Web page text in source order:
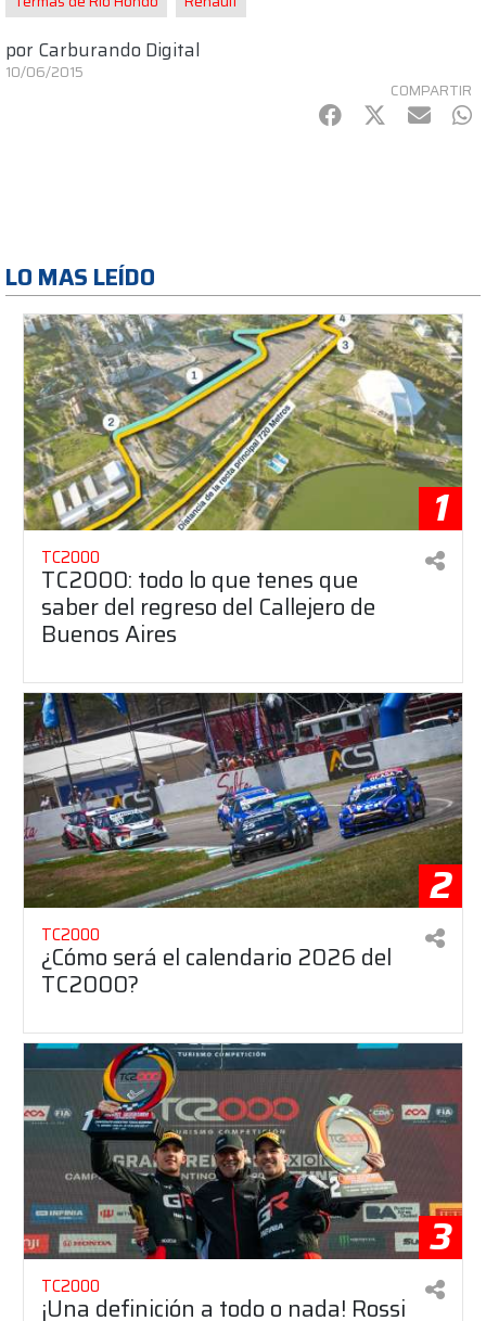
por Carburando Digital
10/06/2015
COMPARTIR
Facebook
Twitter
mail
LO MAS LEÍDO
1
TC2000
TC2000: todo lo que tenes que
saber del regreso del Callejero de
Buenos Aires
2
TC2000
¿Cómo será el calendario 2026 del
TC2000?
3
TC2000
¡Una definición a todo o nada! Rossi